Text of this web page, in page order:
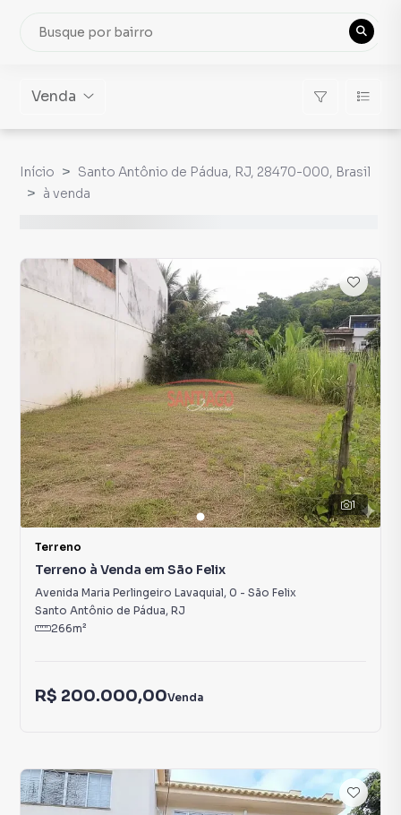
Venda
Início
Santo Antônio de Pádua, RJ, 28470-000, Brasil
à venda
1
Terreno
Terreno à Venda em São Felix
Avenida Maria Perlingeiro Lavaquial, 0 - São Felix
Santo Antônio de Pádua, RJ
266m²
R$ 200.000,00Venda